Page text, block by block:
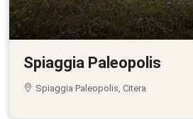
Spiaggia Paleopolis
Spiaggia Paleopolis, Citera